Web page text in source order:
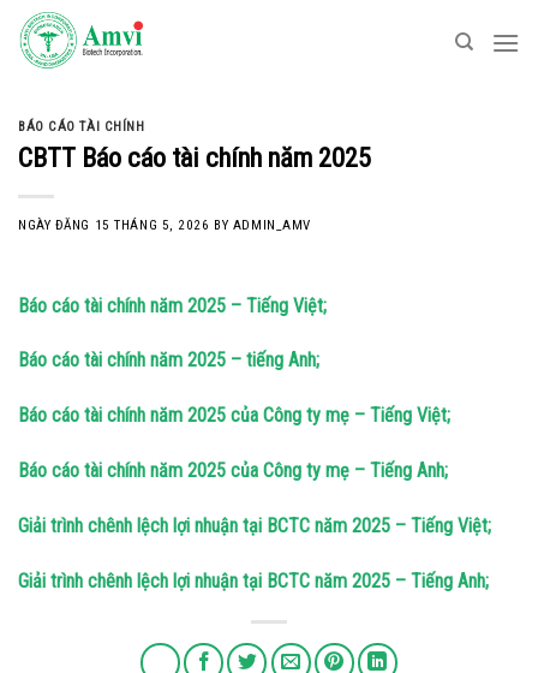
Skip
content
BÁO CÁO TÀI CHÍNH
CBTT Báo cáo tài chính năm 2025
NGÀY ĐĂNG 15 THÁNG 5, 2026 BY ADMIN_AMV
Báo cáo tài chính năm 2025 – Tiếng Việt;
Báo cáo tài chính năm 2025 – tiếng Anh;
Báo cáo tài chính năm 2025 của Công ty mẹ – Tiếng Việt;
Báo cáo tài chính năm 2025 của Công ty mẹ – Tiếng Anh;
Giải trình chênh lệch lợi nhuận tại BCTC năm 2025 – Tiếng Việt;
Giải trình chênh lệch lợi nhuận tại BCTC năm 2025 – Tiếng Anh;